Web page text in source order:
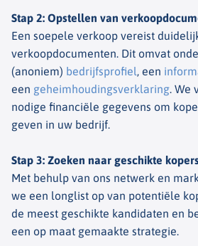
Stap 2: Opstellen van
Een soepele verkoop vereist
verkoopdocumenten. Dit omvat
(anoniem) bedrijfsprofiel, een
een geheimhoudingsverklaring. We
nodige financiële gegevens om
geven in uw bedrijf.
Stap 3: Zoeken naar geschikte
Met behulp van ons netwerk en
we een longlist op van potentiële
de meest geschikte kandidaten en
een op maat gemaakte strategie.